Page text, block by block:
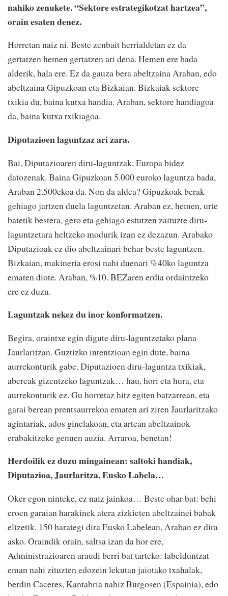
nahiko zenukete. “Sektore estrategikotzat hartzea”,
orain esaten denez.
Horretan naiz ni. Beste zenbait herrialdetan ez da
gertatzen hemen gertatzen ari dena. Hemen ere bada
alderik, hala ere. Ez da gauza bera abeltzaina Araban, edo
abeltzaina Gipuzkoan eta Bizkaian. Bizkaiak sektore
txikia du, baina kutxa handia. Araban, sektore handiagoa
da, baina kutxa txikiagoa.
Diputazioen laguntzaz ari zara.
Bai, Diputazioaren diru-laguntzak, Europa bidez
datozenak. Baina Gipuzkoan 5.000 euroko laguntza bada,
Araban 2.500ekoa da. Non da aldea? Gipuzkoak berak
gehiago jartzen duela laguntzetan. Araban ez, hemen, urte
batetik bestera, gero eta gehiago estutzen zaituzte diru-
laguntzetara heltzeko modurik izan ez dezazun. Arabako
Diputazioak ez dio abeltzainari behar beste laguntzen.
Bizkaian, makineria erosi nahi duenari %40ko laguntza
ematen diote. Araban, %10. BEZaren erdia ordaintzeko
ere ez duzu.
Laguntzak nekez du inor konformatzen.
Begira, oraintxe egin digute diru-laguntzetako plana
Jaurlaritzan. Guztizko intentzioan egin dute, baina
aurrekonturik gabe. Diputazioen diru-laguntza txikiak,
abereak gizentzeko laguntzak… hau, hori eta hura, eta
aurrekonturik ez. Gu horretaz hitz egiten batzarrean, eta
garai berean prentsaurrekoa ematen ari ziren Jaurlaritzako
agintariak, ados ginelakoan, eta artean abeltzainok
erabakitzeke genuen auzia. Arraroa, benetan!
Herdoilik ez duzu mingainean: saltoki handiak,
Diputazioa, Jaurlaritza, Eusko Labela…
Oker egon ninteke, ez naiz jainkoa… Beste ohar bat: behi
eroen garaian harakinek atera zizkieten abeltzainei babak
eltzetik. 150 harategi dira Eusko Labelean, Araban ez dira
asko. Oraindik orain, saltsa izan da hor ere,
Administrazioaren araudi berri bat tarteko: labelduntzat
eman nahi zituzten edozein lekutan jaiotako txahalak,
berdin Caceres, Kantabria nahiz Burgosen (Espainia), edo